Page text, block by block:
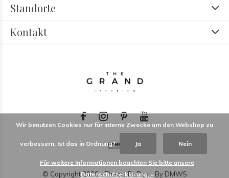
Standorte
Kontakt
© Copyright2026- Theme RePos - By DMWS
Wir benutzen Cookies nur für interne Zwecke um den Webshop zu
verbessern. Ist das in Ordnung? Ja Nein
Für weitere Informationen beachten Sie bitte unsere
Datenschutzerklärung. »